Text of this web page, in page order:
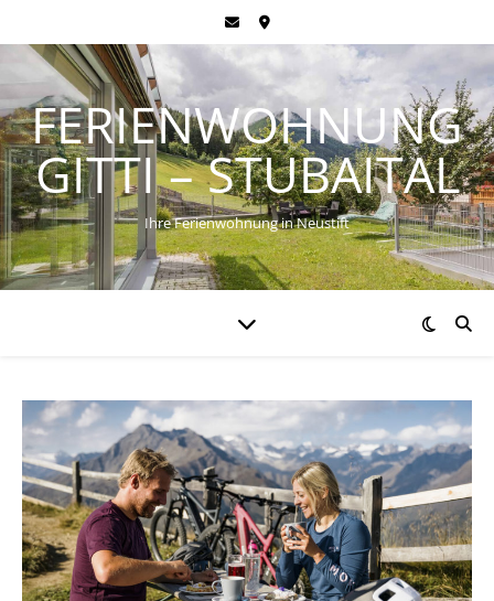
FERIENWOHNUNG
GITTI – STUBAITAL
Ihre Ferienwohnung in Neustift